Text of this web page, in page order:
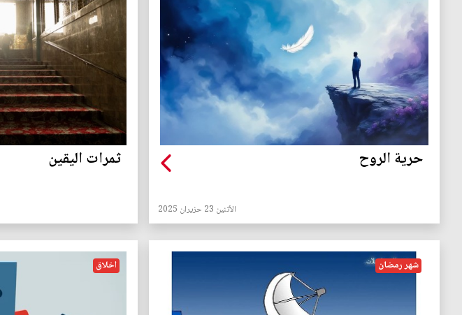
حرية الروح
الأثنين 23 حزيران 2025
ثمرات اليقين
شهر رمضان اخلاق